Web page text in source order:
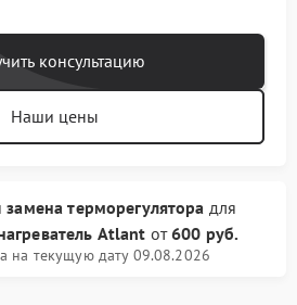
консультацию
Наши цены
замена терморегулятора для
Atlant от600 руб.
на текущую дату 09.08.2026